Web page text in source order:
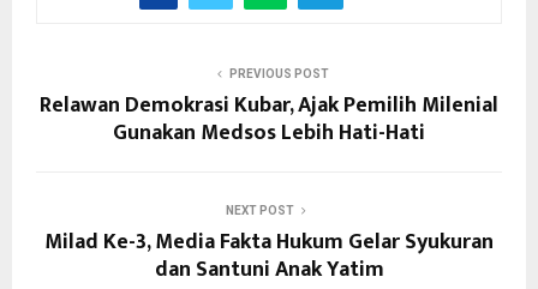
PREVIOUS POST
Relawan Demokrasi Kubar, Ajak Pemilih Milenial
Gunakan Medsos Lebih Hati-Hati
NEXT POST
Milad Ke-3, Media Fakta Hukum Gelar Syukuran
dan Santuni Anak Yatim